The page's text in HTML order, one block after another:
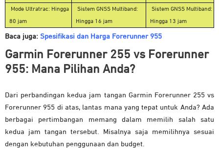
Mode Ultratrac: Hingga
80 jam
Sistem GNSS Multiband:
Hingga 16 jam
Sistem GNSS Multiband:
Hingga 13 jam
Baca juga: Spesifikasi dan Harga Forerunner 955
Garmin Forerunner 255 vs Forerunner
955: Mana Pilihan Anda?
Dari perbandingan kedua jam tangan Garmin Forerunner 255 vs
Forerunner 955 di atas, lantas mana yang tepat untuk Anda? Ada
berbagai pertimbangan memang dalam memilih salah satu
kedua jam tangan tersebut. Misalnya saja memilihnya sesuai
dengan kebutuhan penggunaan dan budget.